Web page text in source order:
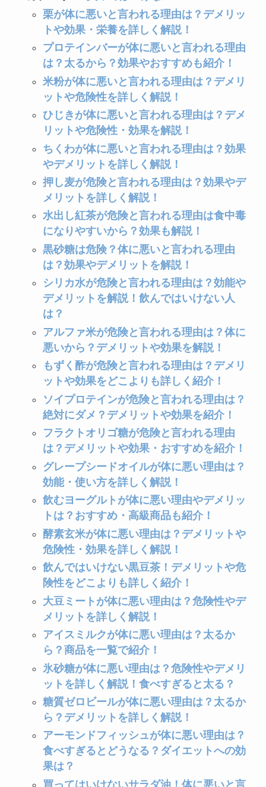
雑穀米を買ってはいけない理由は？危険性
やメリット・デメリットなどを紹介！
飼ってはいけないチワワ！理由は？後悔し
た人や飼ってよかった口コミを紹介！
ナタデココが体に悪い理由は？食べ過ぎる
とどうなる？後悔した人の口コミも紹介！
フォローアップミルクの危険性とは？必要
ないって本当？デメリットも紹介！
米油が体に悪い理由は？デメリットや後悔
した人の口コミを紹介！
買ってはいけないタイヤは？メーカー別の
特徴や後悔した人の口コミを紹介！
コンビニのパンを買ってはいけない理由
は？体に悪い？添加物なしの商品も紹介！
コーンスターチが体に悪い理由は？添加物
などの危険性がある？代用品や片栗粉との
違いも紹介！
買ってはいけないラクトアイスはどれ？食
べてはいけない理由や体に悪いメーカーと
は？
買ってはいけない食品用ラップはどれ？危
を紹介！
買ってはいけないトースターの特徴は？壊
れやすいメーカーや後悔しないための選び
方・おすすめを紹介！
ジンジャエールが体に悪い理由は？効果や
危険性を詳しく紹介！飲み過ぎるとどうな
る？
飼ってはいけないキャバリア！後悔した理
由や抜け毛がひどいなどの口コミも紹介！
買ってはいけないプロテインは？添加物だ
らけで危険なメーカーはどれ？おすすめ商
品も紹介！
ルイボスティーの危険性とは？肝臓に悪
い？効能やおすすめ商品を紹介！
トマトジュースを買ってはいけない理由
は？毎日飲むと体に悪い？危険性やデメリ
ットも紹介！
煮干しが体に悪い理由は？デメリットや後
悔した人の口コミを紹介！
栗が体に悪いと言われる理由は？デメリッ
トや効果・栄養を詳しく解説！
プロテインバーが体に悪いと言われる理由
は？太るから？効果やおすすめも紹介！
米粉が体に悪いと言われる理由は？デメリ
ットや危険性を詳しく解説！
ひじきが体に悪いと言われる理由は？デメ
リットや危険性・効果を解説！
ちくわが体に悪いと言われる理由は？効果
やデメリットを詳しく解説！
押し麦が危険と言われる理由は？効果やデ
メリットを詳しく解説！
水出し紅茶が危険と言われる理由は食中毒
になりやすいから？効果も解説！
黒砂糖は危険？体に悪いと言われる理由
は？効果やデメリットを解説！
シリカ水が危険と言われる理由は？効能や
デメリットを解説！飲んではいけない人
は？
アルファ米が危険と言われる理由は？体に
悪いから？デメリットや効果を解説！
もずく酢が危険と言われる理由は？デメリ
ットや効果をどこよりも詳しく紹介！
ソイプロテインが危険と言われる理由は？
絶対にダメ？デメリットや効果を紹介！
フラクトオリゴ糖が危険と言われる理由
は？デメリットや効果・おすすめを紹介！
グレープシードオイルが体に悪い理由は？
効能・使い方を詳しく解説！
飲むヨーグルトが体に悪い理由やデメリッ
トは？おすすめ・高級商品も紹介！
酵素玄米が体に悪い理由は？デメリットや
危険性・効果を詳しく解説！
飲んではいけない黒豆茶！デメリットや危
険性をどこよりも詳しく紹介！
大豆ミートが体に悪い理由は？危険性やデ
メリットを詳しく解説！
アイスミルクが体に悪い理由は？太るか
ら？商品を一覧で紹介！
氷砂糖が体に悪い理由は？危険性やデメリ
ットを詳しく解説！食べすぎると太る？
糖質ゼロビールが体に悪い理由は？太るか
ら？デメリットを詳しく解説！
アーモンドフィッシュが体に悪い理由は？
食べすぎるとどうなる？ダイエットへの効
果は？
買ってはいけないサラダ油！体に悪いと言